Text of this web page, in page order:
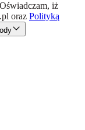
Oświadczam, iż
oraz Polityką